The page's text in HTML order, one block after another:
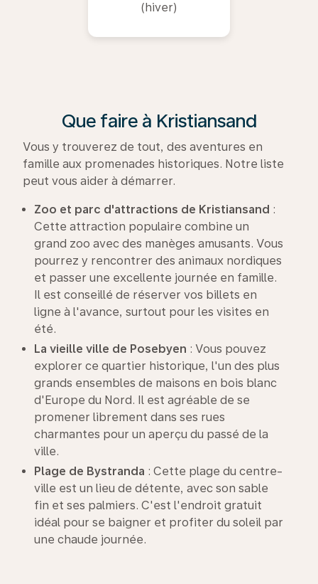
(hiver)
Que faire à Kristiansand
Vous y trouverez de tout, des aventures en
famille aux promenades historiques. Notre liste
peut vous aider à démarrer.
Zoo et parc d'attractions de Kristiansand :
Cette attraction populaire combine un
grand zoo avec des manèges amusants. Vous
pourrez y rencontrer des animaux nordiques
et passer une excellente journée en famille.
Il est conseillé de réserver vos billets en
ligne à l'avance, surtout pour les visites en
été.
La vieille ville de Posebyen : Vous pouvez
explorer ce quartier historique, l'un des plus
grands ensembles de maisons en bois blanc
d'Europe du Nord. Il est agréable de se
promener librement dans ses rues
charmantes pour un aperçu du passé de la
ville.
Plage de Bystranda : Cette plage du centre-
ville est un lieu de détente, avec son sable
fin et ses palmiers. C'est l'endroit gratuit
idéal pour se baigner et profiter du soleil par
une chaude journée.